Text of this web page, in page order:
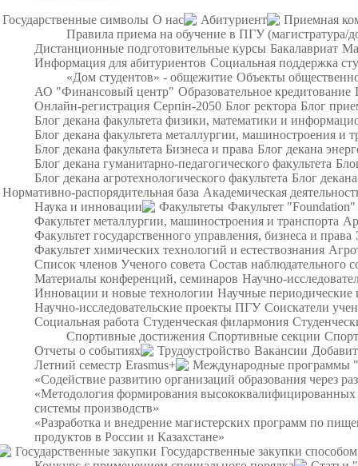
Государственные символы О нас Абитуриент
Приемная
Правила приема на обучение в ПГУ (магистратура/
Дистанционные подготовительные курсы Бакалавриат
Информация для абитуриентов Социальная поддержка
«Дом студентов» - общежитие Объекты
АО "Финансовый центр" Образовательное кредитование
Онлайн-регистрация Серпін-2050 Блог ректора Блог
Блог декана факультета физики, математики и
Блог декана факультета металлургии, машиностроения и
Блог декана факультета Бизнеса и права Блог декана
Блог декана гуманитарно-педагогического факультета
Блог декана агротехнологического факультета Блог
Нормативно-распорядительная база Академическая
Наука и инновации
Факультеты Факультет "Foundation"
Факультет металлургии, машиностроения и транспорта
Факультет государственного управления, бизнеса и права
Факультет химических технологий и естествознания
Список членов Ученого совета Состав наблюдательного
Материалы конференций, семинаров Научно-
Инновации и новые технологии Научные периодические
Научно-исследовательские проекты ПГУ Соискатели
Социальная работа Студенческая филармония
Спортивные достижения Спортивные секции
Отчеты о событиях
Трудоустройство Вакансии
Летний семестр Erasmus+
Международные программы
«Содействие развитию организаций образования через
«Методология формирования
системы производств»
«Разработка и внедрение магистерских программ по
продуктов в России и Казахстане»
Государственные закупки Государственные закупки